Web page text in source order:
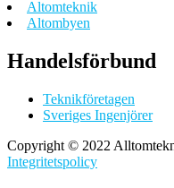
Altomteknik
Altombyen
Handelsförbund
Teknikföretagen
Sveriges Ingenjörer
Copyright © 2022
Integritetspolicy